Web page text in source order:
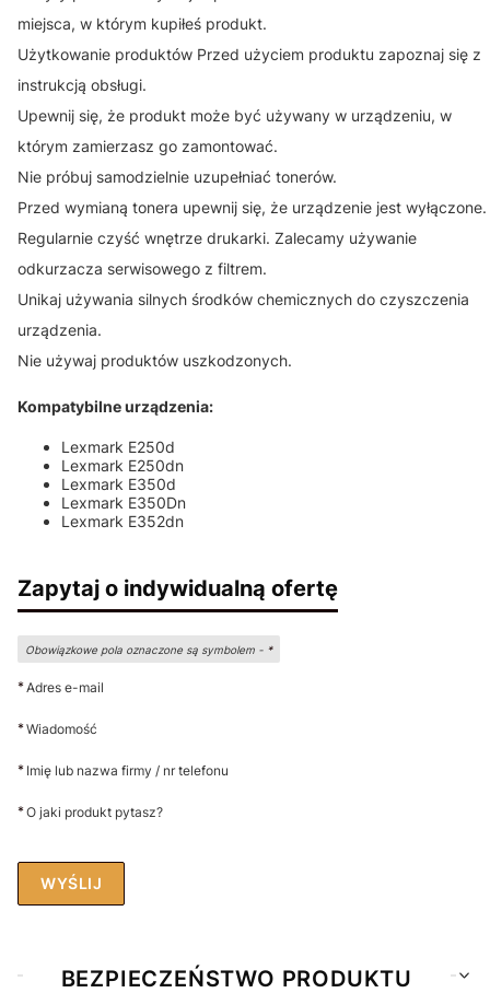
miejsca, w którym kupiłeś produkt.
Użytkowanie produktów Przed użyciem produktu zapoznaj się z
instrukcją obsługi.
Upewnij się, że produkt może być używany w urządzeniu, w
którym zamierzasz go zamontować.
Nie próbuj samodzielnie uzupełniać tonerów.
Przed wymianą tonera upewnij się, że urządzenie jest wyłączone.
Regularnie czyść wnętrze drukarki. Zalecamy używanie
odkurzacza serwisowego z filtrem.
Unikaj używania silnych środków chemicznych do czyszczenia
urządzenia.
Nie używaj produktów uszkodzonych.
Kompatybilne urządzenia:
Lexmark E250d
Lexmark E250dn
Lexmark E350d
Lexmark E350Dn
Lexmark E352dn
Zapytaj o indywidualną ofertę
Obowiązkowe pola oznaczone są symbolem - *
*Adres e-mail
*Wiadomość
* Imię lub nazwa firmy / nr telefonu
*O jaki produkt pytasz?
WYŚLIJ
BEZPIECZEŃSTWO PRODUKTU